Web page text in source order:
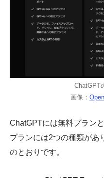
ChatGPT
画像：
ChatGPTには無料プラン
プランには2つの種類があ
のとおりです。